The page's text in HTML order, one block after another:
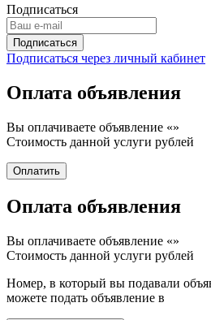
Подписаться
Подписаться через личный кабинет
Оплата объявления
Вы оплачиваете объявление «»
Стоимость данной услуги рублей
Оплата объявления
Вы оплачиваете объявление «»
Стоимость данной услуги рублей
Номер, в который вы подавали
можете подать объявление в